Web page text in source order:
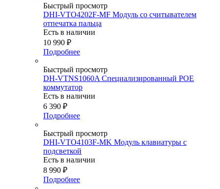
Быстрый просмотр
DHI-VTO4202F-MF Модуль со считывателем
отпечатка пальца
Есть в наличии
10 990 ₽
Подробнее
Быстрый просмотр
DH-VTNS1060A Специализированный POE
коммутатор
Есть в наличии
6 390 ₽
Подробнее
Быстрый просмотр
DHI-VTO4103F-MK Модуль клавиатуры с
подсветкой
Есть в наличии
8 990 ₽
Подробнее